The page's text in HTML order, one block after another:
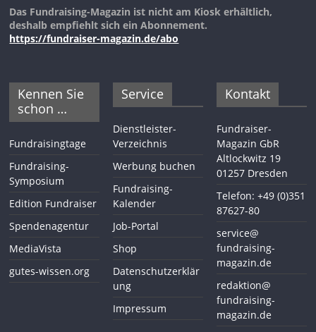
Das Fundraising-Magazin ist nicht am Kiosk erhältlich,
deshalb empfiehlt sich ein Abonnement.
https://fundraiser-magazin.de/abo
Kennen Sie
schon …
Fundraisingtage
Fundraising-
Symposium
Edition Fundraiser
Spendenagentur
MediaVista
gutes-wissen.org
Service
Dienstleister-
Verzeichnis
Werbung buchen
Fundraising-
Kalender
Job-Portal
Shop
Datenschutzerklär
ung
Impressum
Kontakt
Fundraiser-
Magazin GbR
Altlockwitz 19
01257 Dresden
Telefon: +49 (0)351
87627-80
service@
fundraising-
magazin.de
redaktion@
fundraising-
magazin.de